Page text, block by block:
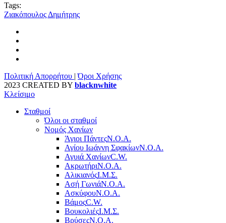
Tags:
Ζιακόπουλος Δημήτρης
Πολιτική Απορρήτου |Όροι Χρήσης
2023 CREATED BY blacknwhite
Κλείσιμο
Σταθμοί
Όλοι οι σταθμοί
Νομός Χανίων
Άγιοι ΠάντεςΝ.Ο.Α.
Αγίου Ιωάννη ΣφακίωνΝ.Ο.Α.
Αγυιά ΧανίωνC.W.
ΑκρωτήριΝ.Ο.Α.
ΑλικιανόςΙ.Μ.Σ.
Ασή ΓωνιάΝ.Ο.Α.
ΑσκύφουΝ.Ο.Α.
ΒάμοςC.W.
ΒουκολιέςΙ.Μ.Σ.
ΒρύσεςΝ.Ο.Α.